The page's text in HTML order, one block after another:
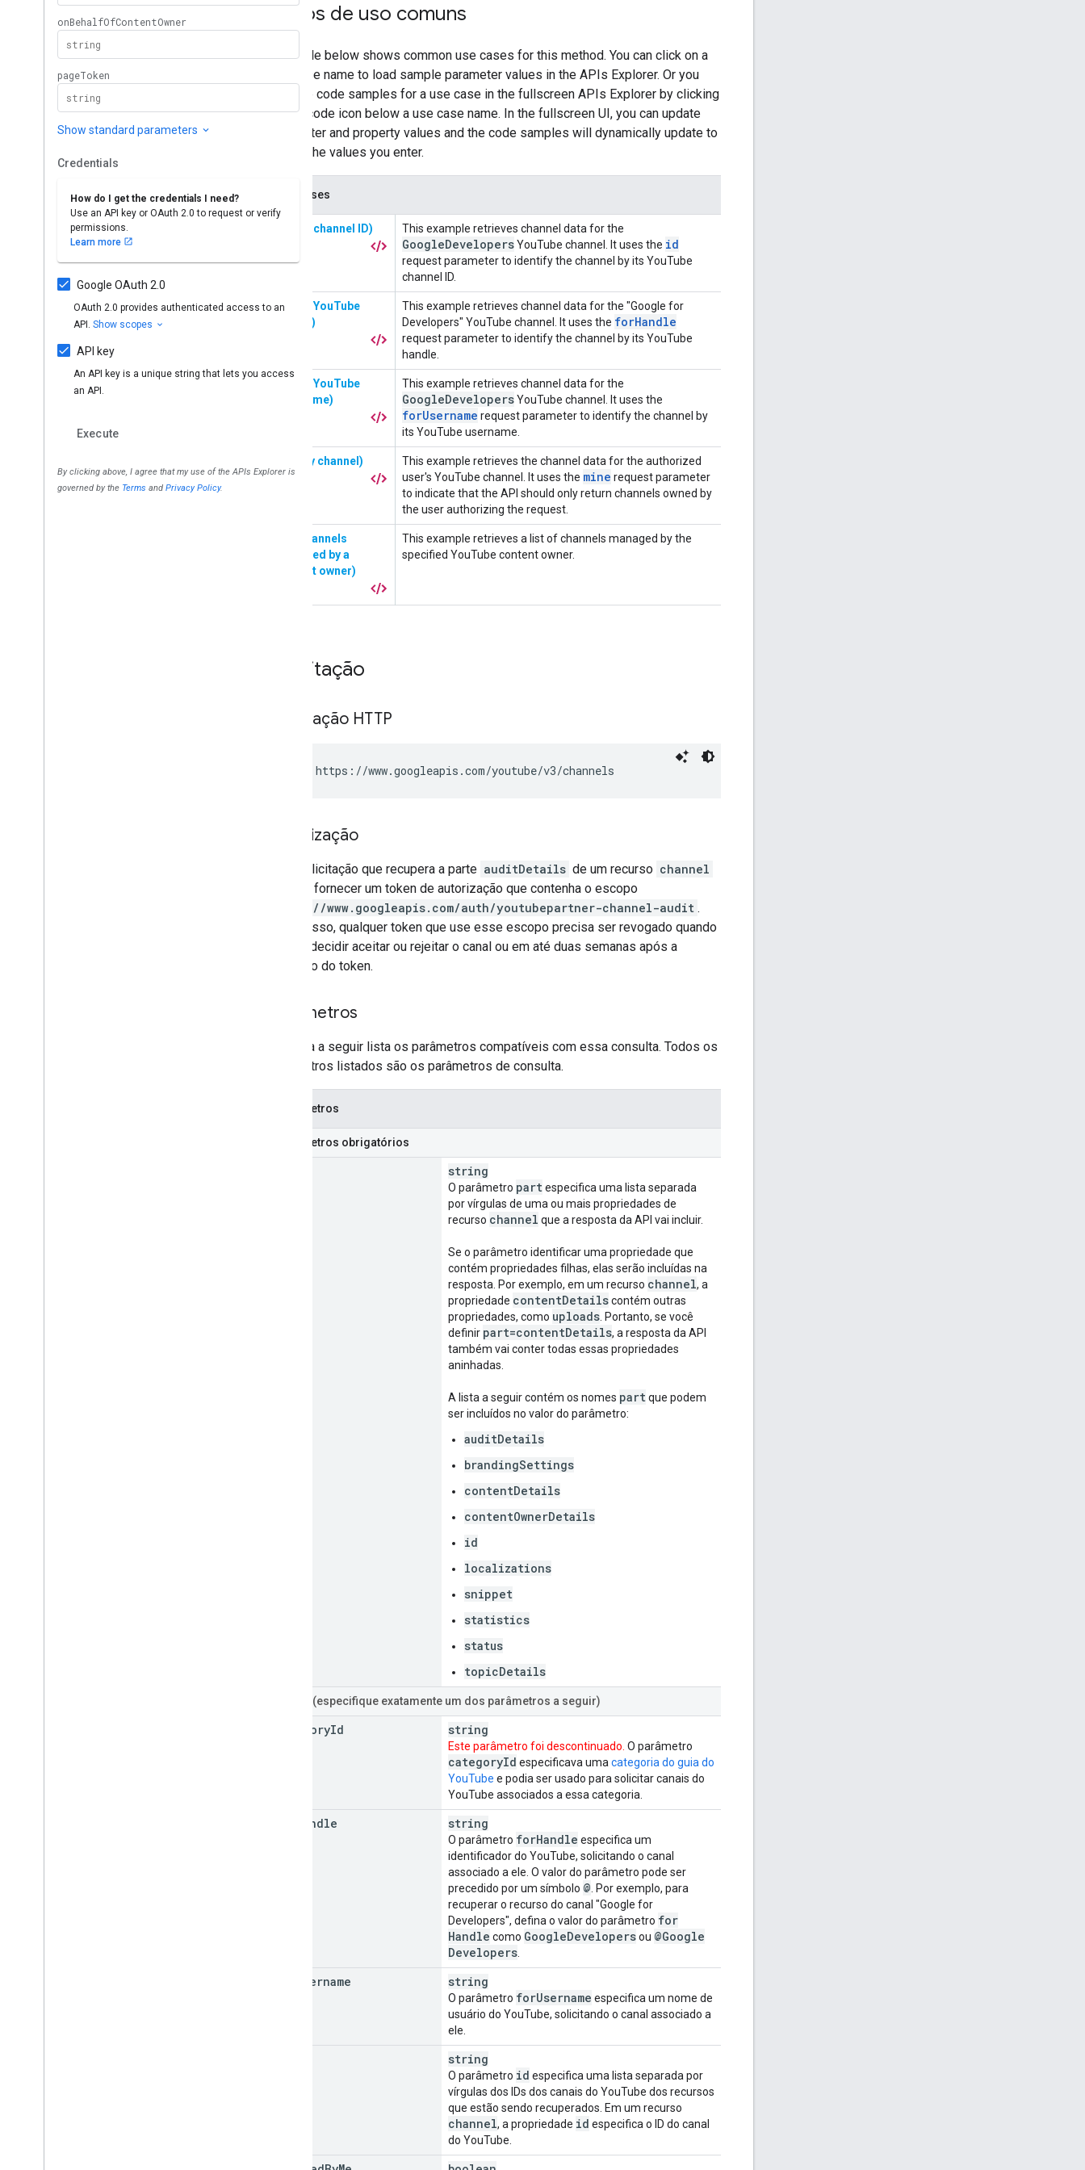
Casos de uso comuns
Solicitação
Solicitação HTTP
GET https://www.googleapis.com/youtube/v3/channels
Autorização
Uma solicitação que recupera a parte auditDetails de um recurso channel
precisa fornecer um token de autorização que contenha o escopo
https://www.googleapis.com/auth/youtubepartner-channel-audit .
Além disso, qualquer token que use esse escopo precisa ser revogado quando
a MCN decidir aceitar ou rejeitar o canal ou em até duas semanas após a
emissão do token.
Parâmetros
A tabela a seguir lista os parâmetros compatíveis com essa consulta. Todos os
parâmetros listados são os parâmetros de consulta.
Parâmetros
Parâmetros obrigatórios
string
O parâmetro partespecifica uma lista separada
por vírgulas de uma ou mais propriedades de
recurso channel que a resposta da API vai incluir.
Se o parâmetro identificar uma propriedade que
contém propriedades filhas, elas serão incluídas na
resposta. Por exemplo, em um recurso channel, a
propriedade contentDetailscontém outras
propriedades, como uploads . Portanto, se você
definir part=contentDetails, a resposta da API
também vai conter todas essas propriedades
aninhadas.
A lista a seguir contém os nomes partque podem
ser incluídos no valor do parâmetro:
auditDetails
brandingSettings
contentDetails
contentOwnerDetails
id
localizations
snippet
statistics
status
topicDetails
(especifique exatamente um dos parâmetros a seguir)
categoryId string
Este parâmetro foi descontinuado. O parâmetro
categoryId especificava uma categoria do guia do
YouTube e podia ser usado para solicitar canais do
YouTube associados a essa categoria.
Handle string
O parâmetro forHandle especifica um
identificador do YouTube, solicitando o canal
associado a ele. O valor do parâmetro pode ser
precedido por um símbolo @ . Por exemplo, para
recuperar o recurso do canal "Google for
Developers", defina o valor do parâmetro for
Handle como GoogleDevelopersou @Google
Developers
Username string
O parâmetro forUsername especifica um nome de
usuário do YouTube, solicitando o canal associado a
ele.
string
O parâmetro id especifica uma lista separada por
vírgulas dos IDs dos canais do YouTube dos recursos
que estão sendo recuperados. Em um recurso
channel, a propriedade id especifica o ID do canal
do YouTube.